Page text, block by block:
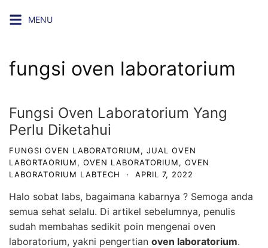
MENU
fungsi oven laboratorium
Fungsi Oven Laboratorium Yang
Perlu Diketahui
FUNGSI OVEN LABORATORIUM, JUAL OVEN
LABORTAORIUM, OVEN LABORATORIUM, OVEN
LABORATORIUM LABTECH
· APRIL 7, 2022
Halo sobat labs, bagaimana kabarnya ? Semoga anda
semua sehat selalu. Di artikel sebelumnya, penulis
sudah membahas sedikit poin mengenai oven
laboratorium, yakni pengertian oven laboratorium.